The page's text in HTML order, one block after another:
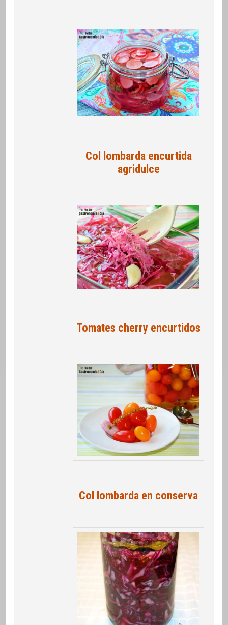
Col lombarda encurtida
agridulce
Tomates cherry encurtidos
Col lombarda en conserva